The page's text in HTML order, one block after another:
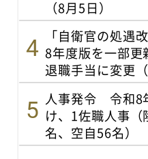
（8月5日）
「自衛官の処遇
8年度版を一部
退職手当に変更（
人事発令 令和8
け、1佐職人事
名、空自56名）